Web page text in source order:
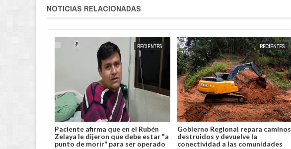
NOTICIAS RELACIONADAS
RECIENTES
Paciente afirma que en el Rubén
Zelaya le dijeron que debe estar "a
punto de morir" para ser operado
RECIENTES
Gobierno Regional repara caminos
destruidos y devuelve la
conectividad a las comunidades
JORGE MOLINA